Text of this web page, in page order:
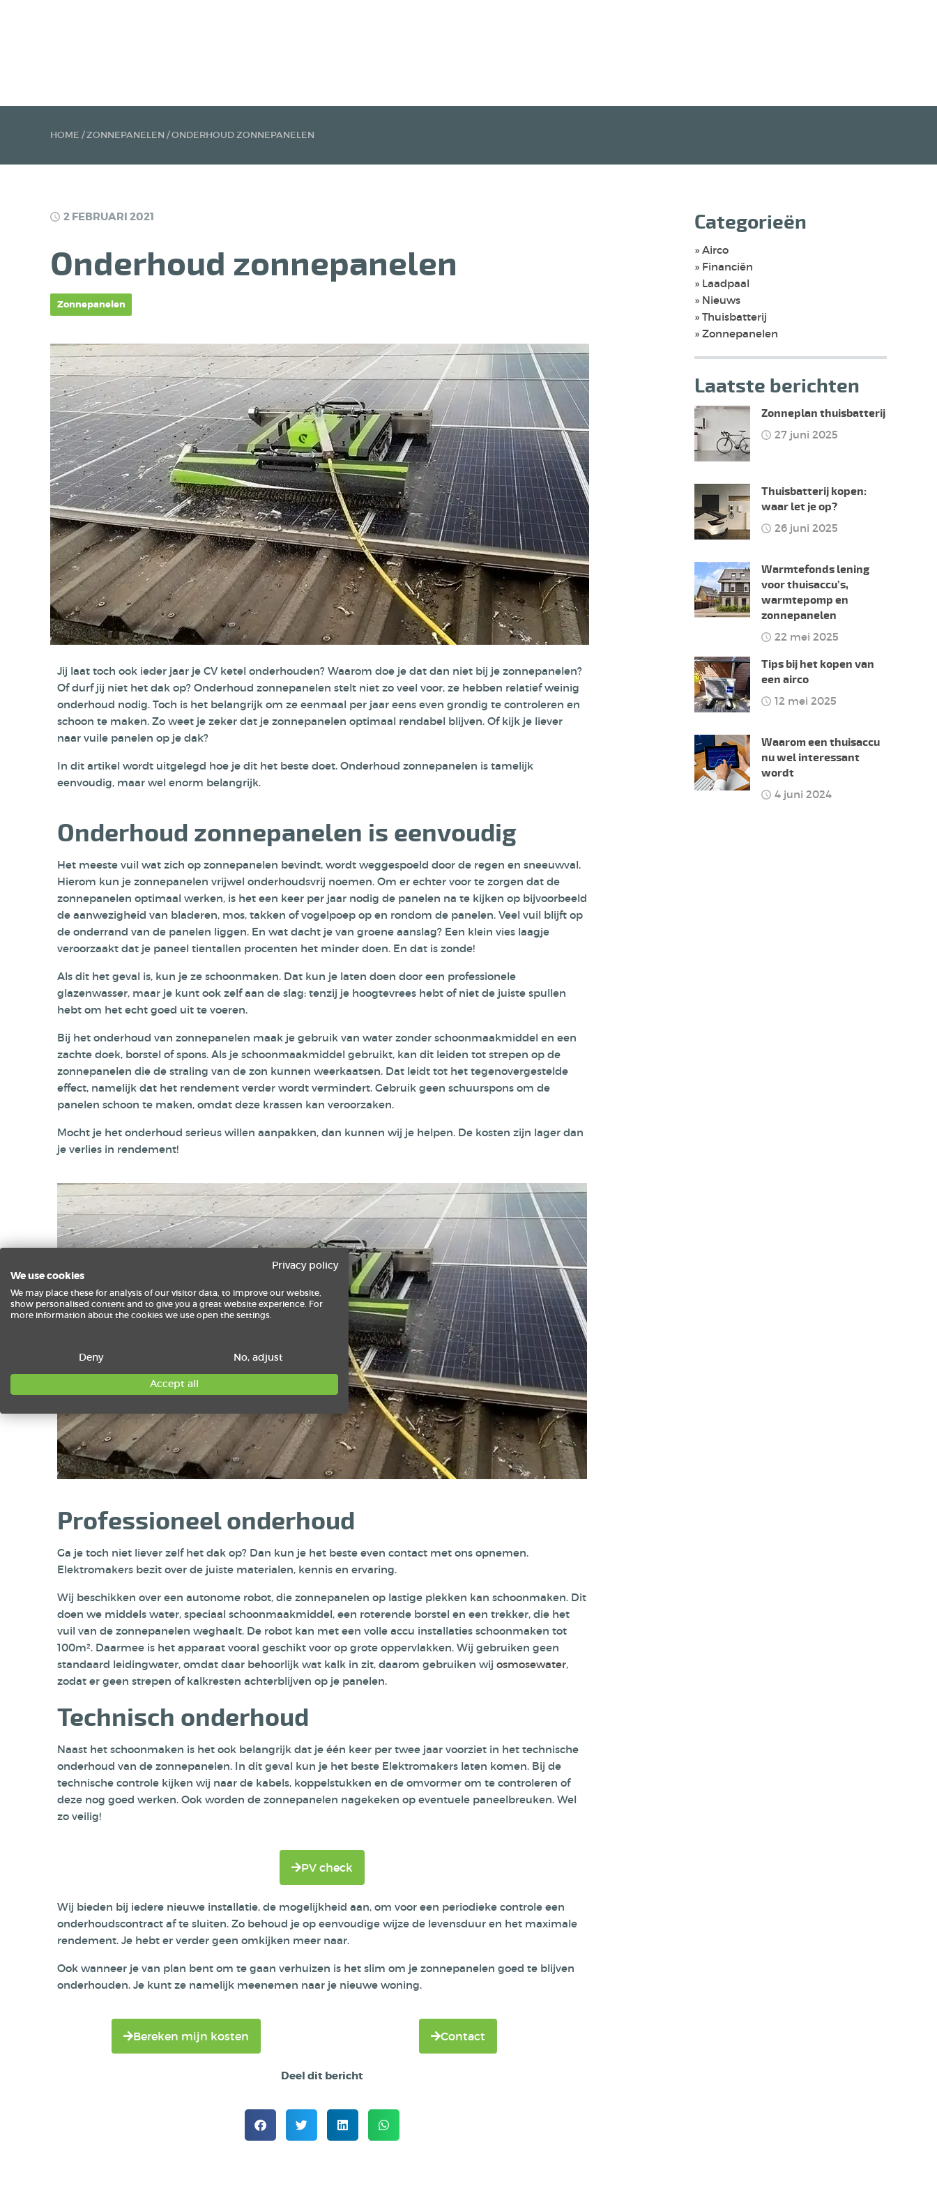
HOME /ZONNEPANELEN /ONDERHOUD ZONNEPANELEN
2 FEBRUARI 2021
Onderhoud zonnepanelen
Zonnepanelen
Jij laat toch ook ieder jaar je CV ketel onderhouden? Waarom doe je dat dan niet bij je zonnepanelen?
Of durf jij niet het dak op? Onderhoud zonnepanelen stelt niet zo veel voor, ze hebben relatief weinig
onderhoud nodig. Toch is het belangrijk om ze eenmaal per jaar eens even grondig te controleren en
schoon te maken. Zo weet je zeker dat je zonnepanelen optimaal rendabel blijven. Of kijk je liever
naar vuile panelen op je dak?
In dit artikel wordt uitgelegd hoe je dit het beste doet. Onderhoud zonnepanelen is tamelijk
eenvoudig, maar wel enorm belangrijk.
Onderhoud zonnepanelen is eenvoudig
Het meeste vuil wat zich op zonnepanelen bevindt, wordt weggespoeld door de regen en sneeuwval.
Hierom kun je zonnepanelen vrijwel onderhoudsvrij noemen. Om er echter voor te zorgen dat de
zonnepanelen optimaal werken, is het een keer per jaar nodig de panelen na te kijken op bijvoorbeeld
de aanwezigheid van bladeren, mos, takken of vogelpoep op en rondom de panelen. Veel vuil blijft op
de onderrand van de panelen liggen. En wat dacht je van groene aanslag? Een klein vies laagje
veroorzaakt dat je paneel tientallen procenten het minder doen. En dat is zonde!
Als dit het geval is, kun je ze schoonmaken. Dat kun je laten doen door een professionele
glazenwasser, maar je kunt ook zelf aan de slag: tenzij je hoogtevrees hebt of niet de juiste spullen
hebt om het echt goed uit te voeren.
Bij het onderhoud van zonnepanelen maak je gebruik van water zonder schoonmaakmiddel en een
zachte doek, borstel of spons. Als je schoonmaakmiddel gebruikt, kan dit leiden tot strepen op de
zonnepanelen die de straling van de zon kunnen weerkaatsen. Dat leidt tot het tegenovergestelde
effect, namelijk dat het rendement verder wordt vermindert. Gebruik geen schuurspons om de
panelen schoon te maken, omdat deze krassen kan veroorzaken.
Mocht je het onderhoud serieus willen aanpakken, dan kunnen wij je helpen. De kosten zijn lager dan
je verlies in rendement!
Professioneel onderhoud
Ga je toch niet liever zelf het dak op? Dan kun je het beste even contact met ons opnemen.
Elektromakers bezit over de juiste materialen, kennis en ervaring.
Wij beschikken over een autonome robot, die zonnepanelen op lastige plekken kan schoonmaken. Dit
doen we middels water, speciaal schoonmaakmiddel, een roterende borstel en een trekker, die het
vuil van de zonnepanelen weghaalt. De robot kan met een volle accu installaties schoonmaken tot
100m². Daarmee is het apparaat vooral geschikt voor op grote oppervlakken. Wij gebruiken geen
standaard leidingwater, omdat daar behoorlijk wat kalk in zit, daarom gebruiken wij osmosewater,
zodat er geen strepen of kalkresten achterblijven op je panelen.
Technisch onderhoud
Naast het schoonmaken is het ook belangrijk dat je één keer per twee jaar voorziet in het technische
onderhoud van de zonnepanelen. In dit geval kun je het beste Elektromakers laten komen. Bij de
technische controle kijken wij naar de kabels, koppelstukken en de omvormer om te controleren of
deze nog goed werken. Ook worden de zonnepanelen nagekeken op eventuele paneelbreuken. Wel
zo veilig!
PV check
Wij bieden bij iedere nieuwe installatie, de mogelijkheid aan, om voor een periodieke controle een
onderhoudscontract af te sluiten. Zo behoud je op eenvoudige wijze de levensduur en het maximale
rendement. Je hebt er verder geen omkijken meer naar.
Ook wanneer je van plan bent om te gaan verhuizen is het slim om je zonnepanelen goed te blijven
onderhouden. Je kunt ze namelijk meenemen naar je nieuwe woning.
Bereken mijn kosten Contact
Deel dit bericht
Categorieën
Airco
Financiën
Laadpaal
Nieuws
Thuisbatterij
Zonnepanelen
Laatste berichten
Zonneplan thuisbatterij
27 juni 2025
Thuisbatterij kopen:
waar let je op?
26 juni 2025
Warmtefonds lening
voor thuisaccu’s,
warmtepomp en
zonnepanelen
22 mei 2025
Tips bij het kopen van
een airco
12 mei 2025
Waarom een thuisaccu
nu wel interessant
wordt
4 juni 2024
Privacy policy
We use cookies
We may place these for analysis of our visitor data, to improve our website,
show personalised content and to give you a great website experience. For
more information about the cookies we use open the settings.
Deny No, adjust
Accept all